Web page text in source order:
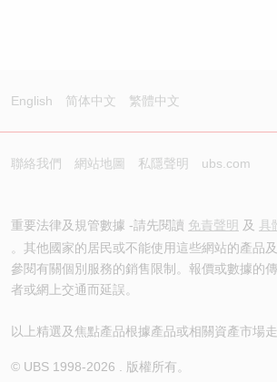
English 简体中文 繁體中文
聯絡我們 網站地圖 私隱聲明 ubs.com
重要法律及規管數據 -請先閱讀 免責聲明 及 具
。其他國家的居民或不能使用這些網站的產品
參閱有關個別服務的銷售限制。報價或數據的
者或網上交通而延誤。
以上精選及焦點產品根據產品或相關資產市場
© UBS 1998-2026 . 版權所有。